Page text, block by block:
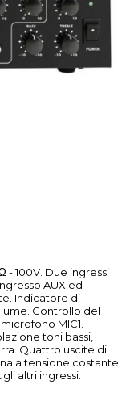
100V. Due ingressi
AUX ed
Indicatore di
Controllo del
MIC1.
toni bassi,
Quattro uscite di
a tensione costante
altri ingressi.